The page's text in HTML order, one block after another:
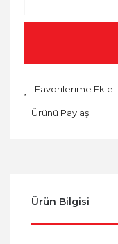
Ürünü Paylaş
Ürün Bilgisi